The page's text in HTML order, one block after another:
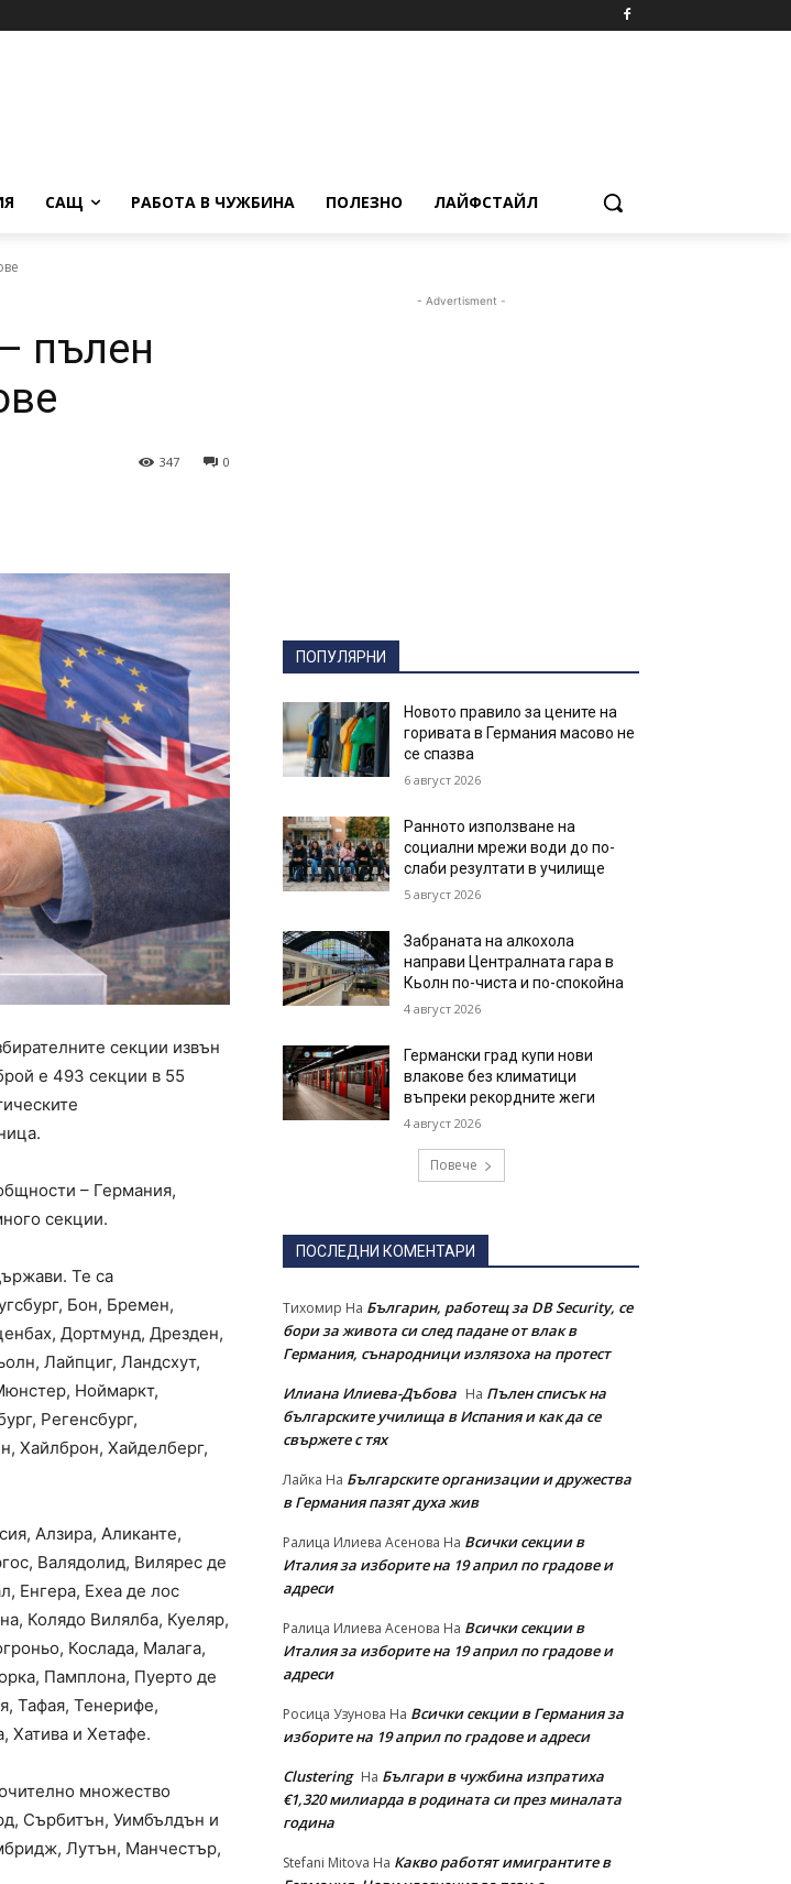
САЩ РАБОТА В ЧУЖБИНА ПОЛЕЗНО ЛАЙФСТАЙЛ
пълен
0
347
секции извън
е 493 секции в 55
– Германия,
секции.
Те са
Бон, Бремен,
Дортмунд, Дрезден,
Лайпциг, Ландсхут,
Ноймаркт,
Регенсбург,
Хайлброн, Хайделберг,
Алзира, Аликанте,
Валядолид, Вилярес де
Енгера, Ехеа де лос
Колядо Вилялба, Куеляр,
Кослада, Малага,
Памплона, Пуерто де
Тафая, Тенерифе,
Хатива и Хетафе.
множество
Сърбитън, Уимбълдън и
Лутън, Манчестър,
- Advertisment -
ПОПУЛЯРНИ
Новото правило за цените на
горивата в Германия масово не
се спазва
6 август 2026
Ранното използване на
социални мрежи води до по-
слаби резултати в училище
5 август 2026
Забраната на алкохола
направи Централната гара в
Кьолн по-чиста и по-спокойна
4 август 2026
Германски град купи нови
влакове без климатици
въпреки рекордните жеги
4 август 2026
Повече
ПОСЛЕДНИ КОМЕНТАРИ
Тихомир На Българин, работещ за DB Security, се
бори за живота си след падане от влак в
Германия, сънародници излязоха на протест
Илиана Илиева-Дъбова На Пълен списък на
българските училища в Испания и как да се
свържете с тях
Лайка На Българските организации и дружества
в Германия пазят духа жив
Ралица Илиева Асенова На Всички секции в
Италия за изборите на 19 април по градове и
адреси
Ралица Илиева Асенова На Всички секции в
Италия за изборите на 19 април по градове и
адреси
Росица Узунова На Всички секции в Германия за
изборите на 19 април по градове и адреси
Clustering На Българи в чужбина изпратиха
€1,320 милиарда в родината си през миналата
година
Stefani Mitova На Какво работят имигрантите в